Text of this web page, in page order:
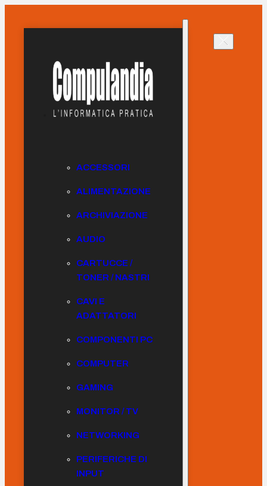
ACCESSORI
ALIMENTAZIONE
ARCHIVIAZIONE
AUDIO
CARTUCCE /
TONER / NASTRI
CAVI E
ADATTATORI
COMPONENTI PC
COMPUTER
GAMING
MONITOR / TV
NETWORKING
PERIFERICHE DI
INPUT